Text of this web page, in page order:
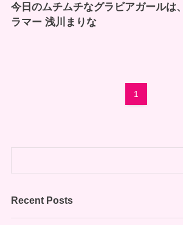
今日のムチムチなグラビアガールは
ラマー 浅川まりな
1
Recent Posts